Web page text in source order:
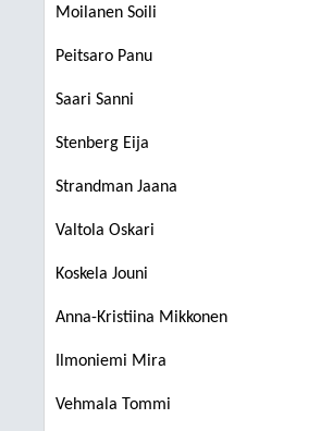
Moilanen Soili
Peitsaro Panu
Saari Sanni
Stenberg Eija
Strandman Jaana
Valtola Oskari
Koskela Jouni
Anna-Kristiina Mikkonen
Ilmoniemi Mira
Vehmala Tommi